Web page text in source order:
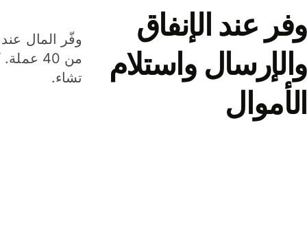
وفر عند الإنفاق
والإرسال واستلام
الأموال
وفّر المال عند
من 40
تشاء.